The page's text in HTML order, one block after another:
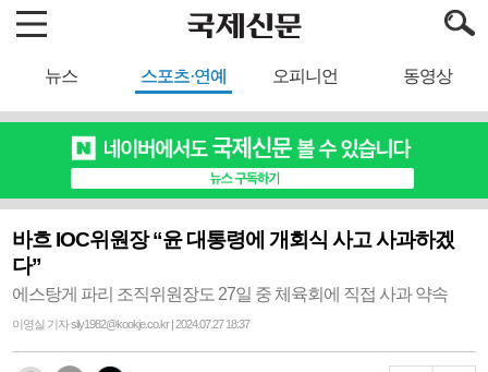
뉴스 스포츠·연예 오피니언 동영상
바흐 IOC위원장 “윤 대통령에 개회식 사고 사과하겠
다”
에스탕게 파리 조직위원장도 27일 중 체육회에 직접 사과 약속
이영실 기자 sily1982@kookje.co.kr | 2024.07.27 18:37